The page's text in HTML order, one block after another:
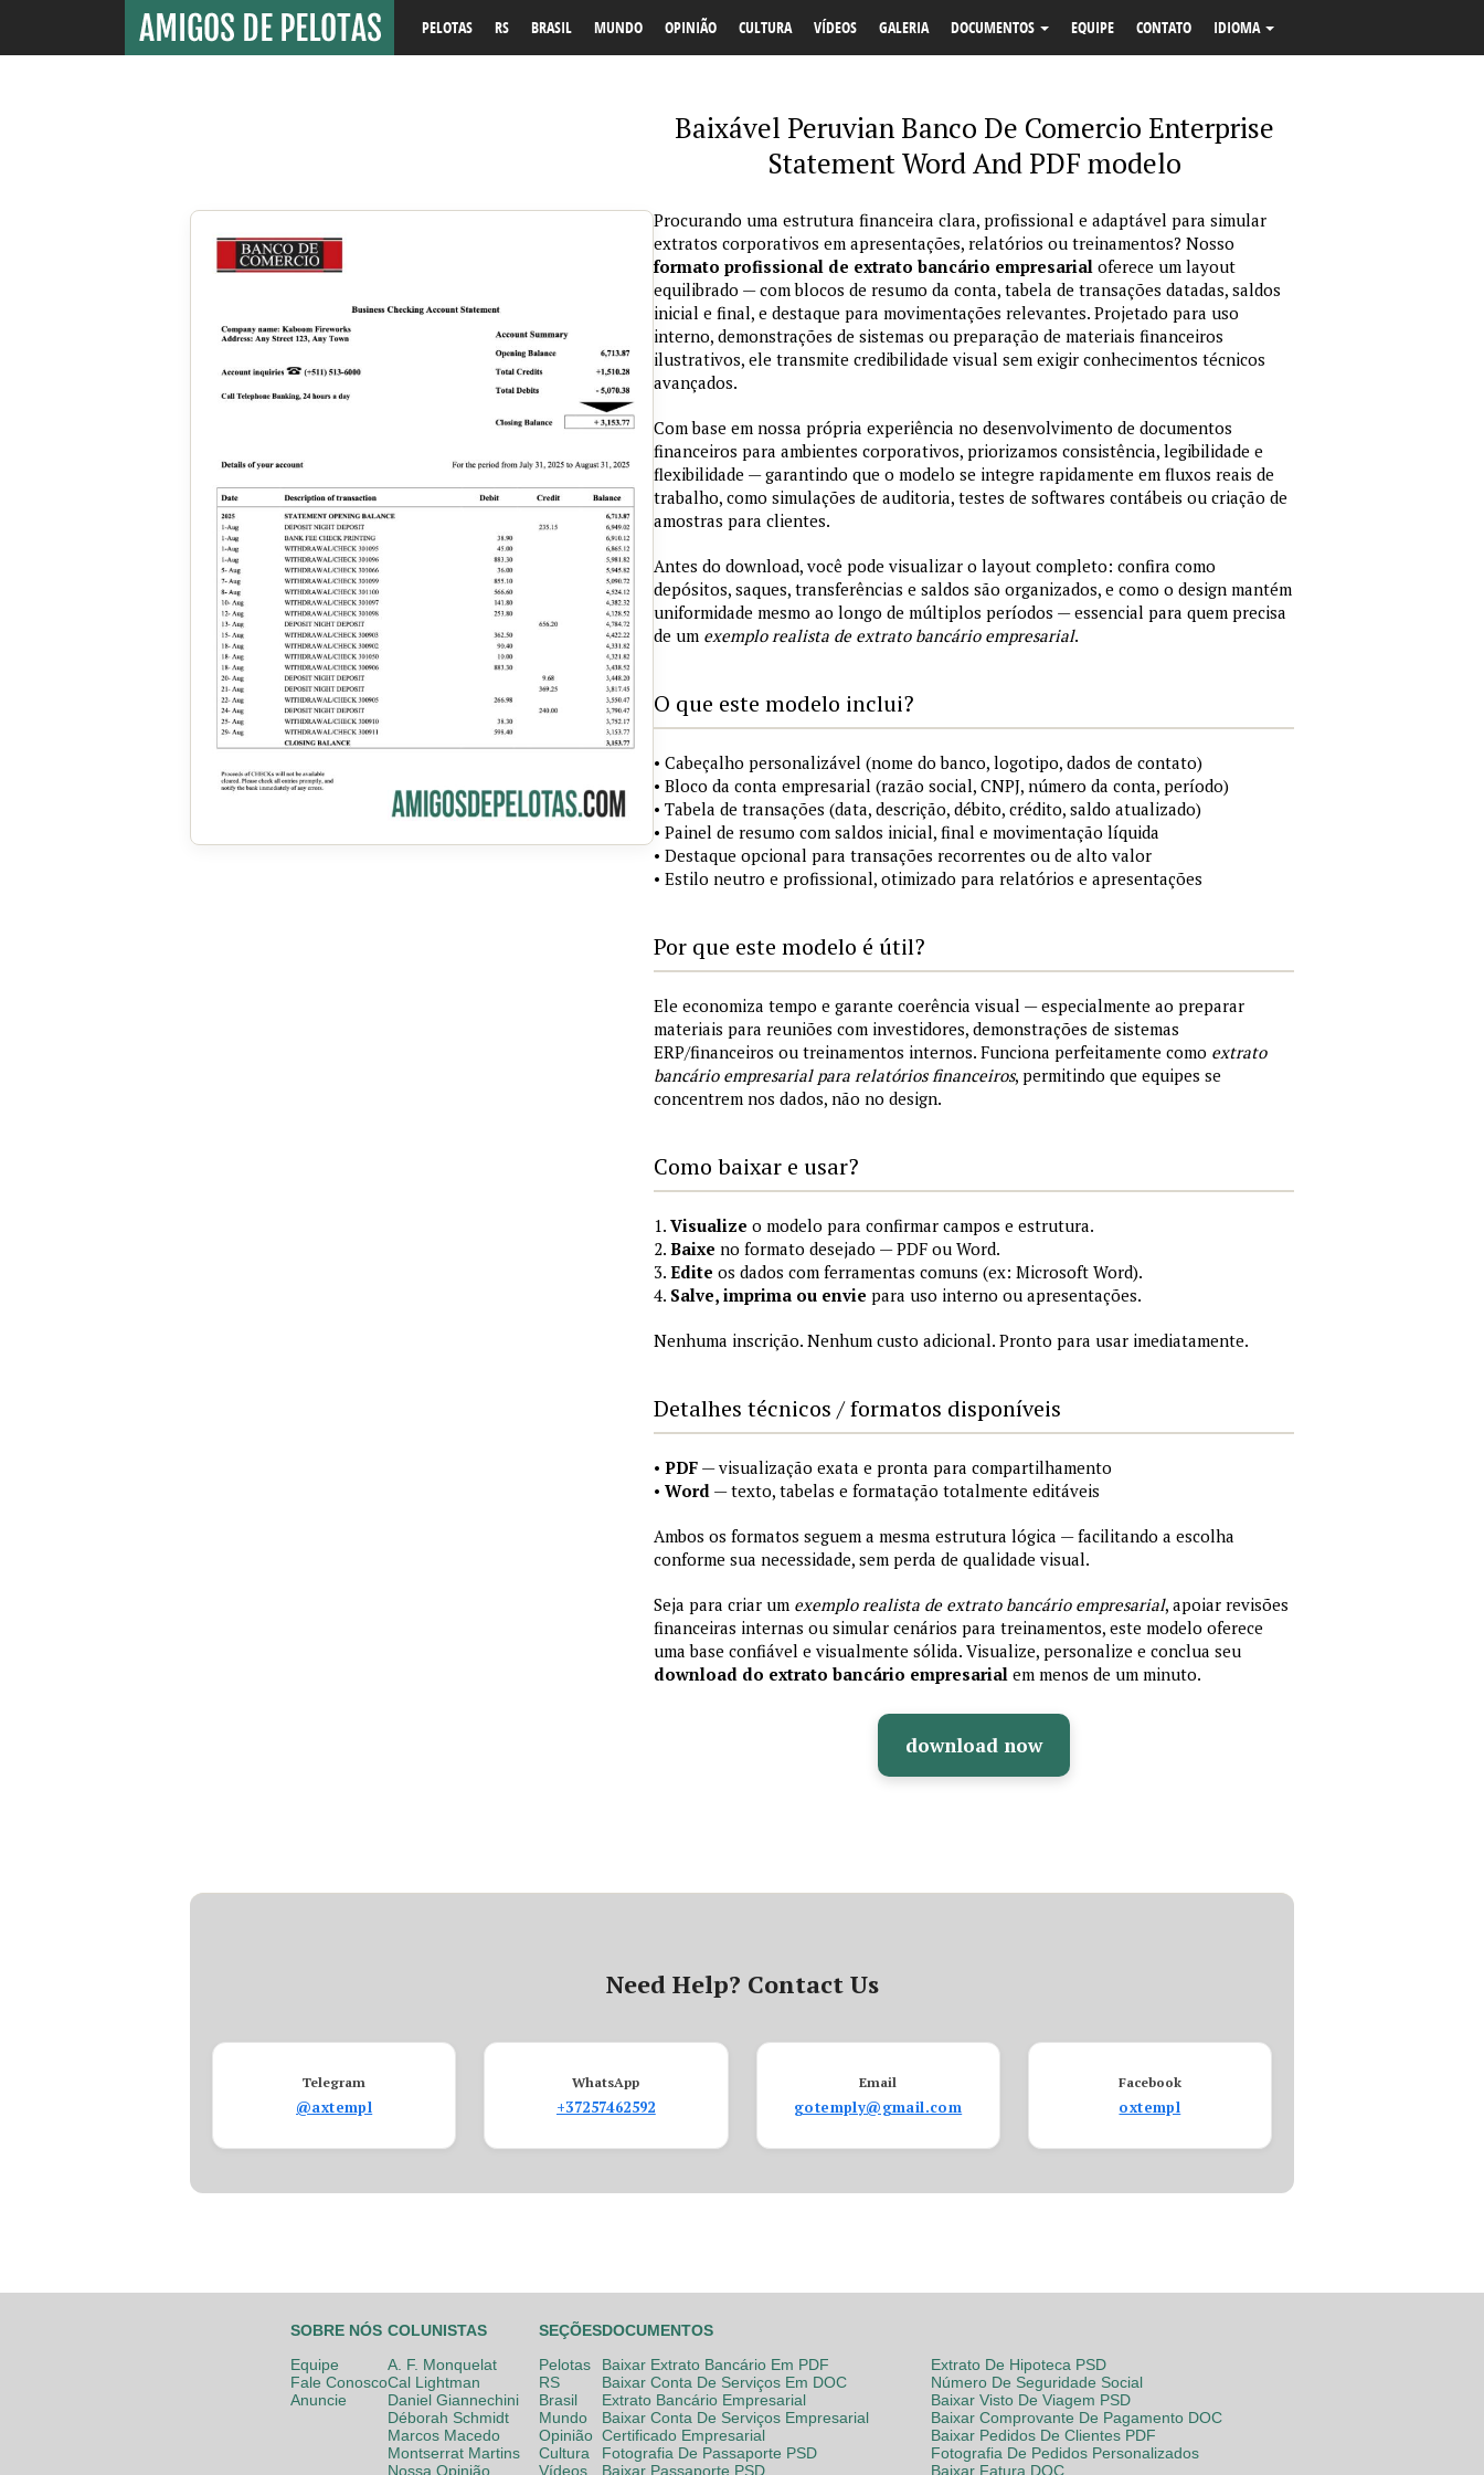
PELOTAS RS BRASIL MUNDO OPINIÃO CULTURA VÍDEOS GALERIA DOCUMENTOS EQUIPE CONTATO IDIOMA
Baixável Peruvian Banco De Comercio Enterprise
Statement Word And PDF modelo
Procurando uma estrutura financeira clara, profissional e adaptável para simular
extratos corporativos em apresentações, relatórios ou treinamentos? Nosso
formato profissional de extrato bancário empresarial oferece um layout
equilibrado — com blocos de resumo da conta, tabela de transações datadas, saldos
inicial e final, e destaque para movimentações relevantes. Projetado para uso
interno, demonstrações de sistemas ou preparação de materiais financeiros
ilustrativos, ele transmite credibilidade visual sem exigir conhecimentos técnicos
avançados.
Com base em nossa própria experiência no desenvolvimento de documentos
financeiros para ambientes corporativos, priorizamos consistência, legibilidade e
flexibilidade — garantindo que o modelo se integre rapidamente em fluxos reais de
trabalho, como simulações de auditoria, testes de softwares contábeis ou criação de
amostras para clientes.
Antes do download, você pode visualizar o layout completo: confira como
depósitos, saques, transferências e saldos são organizados, e como o design mantém
uniformidade mesmo ao longo de múltiplos períodos — essencial para quem precisa
de um exemplo realista de extrato bancário empresarial.
O que este modelo inclui?
• Cabeçalho personalizável (nome do banco, logotipo, dados de contato)
• Bloco da conta empresarial (razão social, CNPJ, número da conta, período)
• Tabela de transações (data, descrição, débito, crédito, saldo atualizado)
• Painel de resumo com saldos inicial, final e movimentação líquida
• Destaque opcional para transações recorrentes ou de alto valor
• Estilo neutro e profissional, otimizado para relatórios e apresentações
Por que este modelo é útil?
Ele economiza tempo e garante coerência visual — especialmente ao preparar
materiais para reuniões com investidores, demonstrações de sistemas
ERP/financeiros ou treinamentos internos. Funciona perfeitamente como extrato
bancário empresarial para relatórios financeiros, permitindo que equipes se
concentrem nos dados, não no design.
Como baixar e usar?
1. Visualize o modelo para confirmar campos e estrutura.
2. Baixe no formato desejado — PDF ou Word.
3. Edite os dados com ferramentas comuns (ex: Microsoft Word).
4. Salve, imprima ou envie para uso interno ou apresentações.
Nenhuma inscrição. Nenhum custo adicional. Pronto para usar imediatamente.
Detalhes técnicos / formatos disponíveis
• PDF — visualização exata e pronta para compartilhamento
• Word — texto, tabelas e formatação totalmente editáveis
Ambos os formatos seguem a mesma estrutura lógica — facilitando a escolha
conforme sua necessidade, sem perda de qualidade visual.
Seja para criar um exemplo realista de extrato bancário empresarial, apoiar revisões
financeiras internas ou simular cenários para treinamentos, este modelo oferece
uma base confiável e visualmente sólida. Visualize, personalize e conclua seu
download do extrato bancário empresarial em menos de um minuto.
download now
Need Help? Contact Us
Telegram
@axtempl
WhatsApp
+37257462592
Email
gotemply@gmail.com
Facebook
oxtempl
SOBRE NÓS
Equipe
Fale Conosco
Anuncie
COLUNISTAS
A. F. Monquelat
Cal Lightman
Daniel Giannechini
Déborah Schmidt
Marcos Macedo
Montserrat Martins
Nossa Opinião
SEÇÕES
Pelotas
RS
Brasil
Mundo
Opinião
Cultura
Vídeos
DOCUMENTOS
Baixar Extrato Bancário Em PDF
Baixar Conta De Serviços Em DOC
Extrato Bancário Empresarial
Baixar Conta De Serviços Empresarial
Certificado Empresarial
Fotografia De Passaporte PSD
Baixar Passaporte PSD
Extrato De Hipoteca PSD
Número De Seguridade Social
Baixar Visto De Viagem PSD
Baixar Comprovante De Pagamento DOC
Baixar Pedidos De Clientes PDF
Fotografia De Pedidos Personalizados
Baixar Fatura DOC